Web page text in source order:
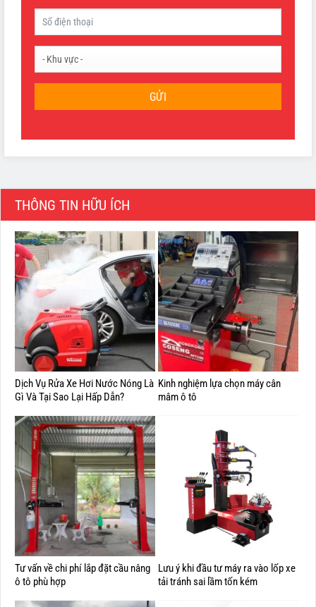
GỬI
THÔNG TIN HỮU ÍCH
Dịch Vụ Rửa Xe Hơi Nước Nóng Là
Gì Và Tại Sao Lại Hấp Dẫn?
Kinh nghiệm lựa chọn máy cân
mâm ô tô
Tư vấn về chi phí lắp đặt cầu nâng
ô tô phù hợp
Lưu ý khi đầu tư máy ra vào lốp xe
tải tránh sai lầm tốn kém